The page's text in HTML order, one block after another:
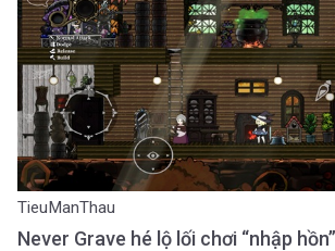
TieuManThau
Never Grave hé lộ lối chơi “nhập